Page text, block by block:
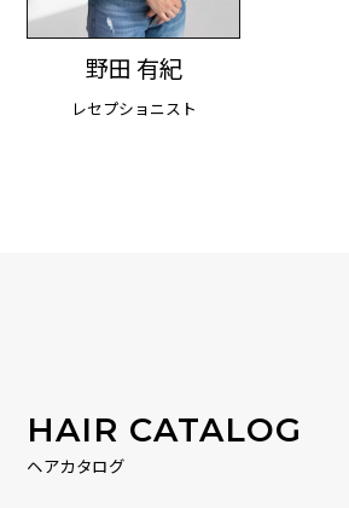
野田 有紀
レセプショニスト
HAIR CATALOG
ヘアカタログ